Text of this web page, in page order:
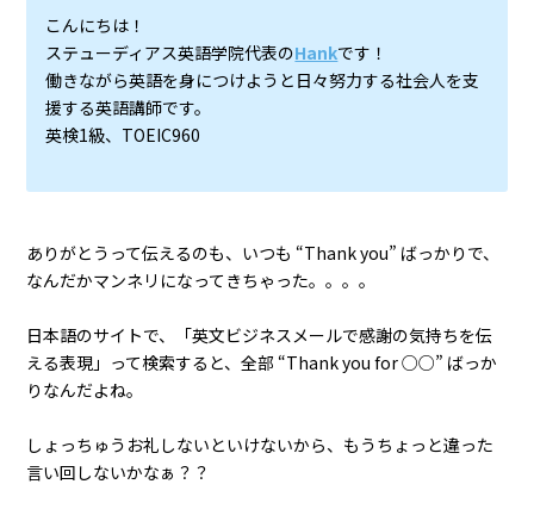
こんにちは！
ステューディアス英語学院代表のHankです！
働きながら英語を身につけようと日々努力する社会人を支
援する英語講師です。
英検1級、TOEIC960
ありがとうって伝えるのも、いつも “Thank you” ばっかりで、
なんだかマンネリになってきちゃった。。。。
日本語のサイトで、「英文ビジネスメールで感謝の気持ちを伝
える表現」って検索すると、全部 “Thank you for ○○” ばっか
りなんだよね。
しょっちゅうお礼しないといけないから、もうちょっと違った
言い回しないかなぁ？？